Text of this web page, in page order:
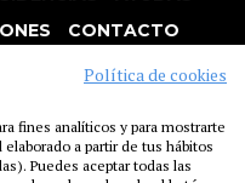
CONTACTO
COOKIES
Política de cookies
fines analíticos y para mostrarte
a partir de tus hábitos
Puedes aceptar todas las